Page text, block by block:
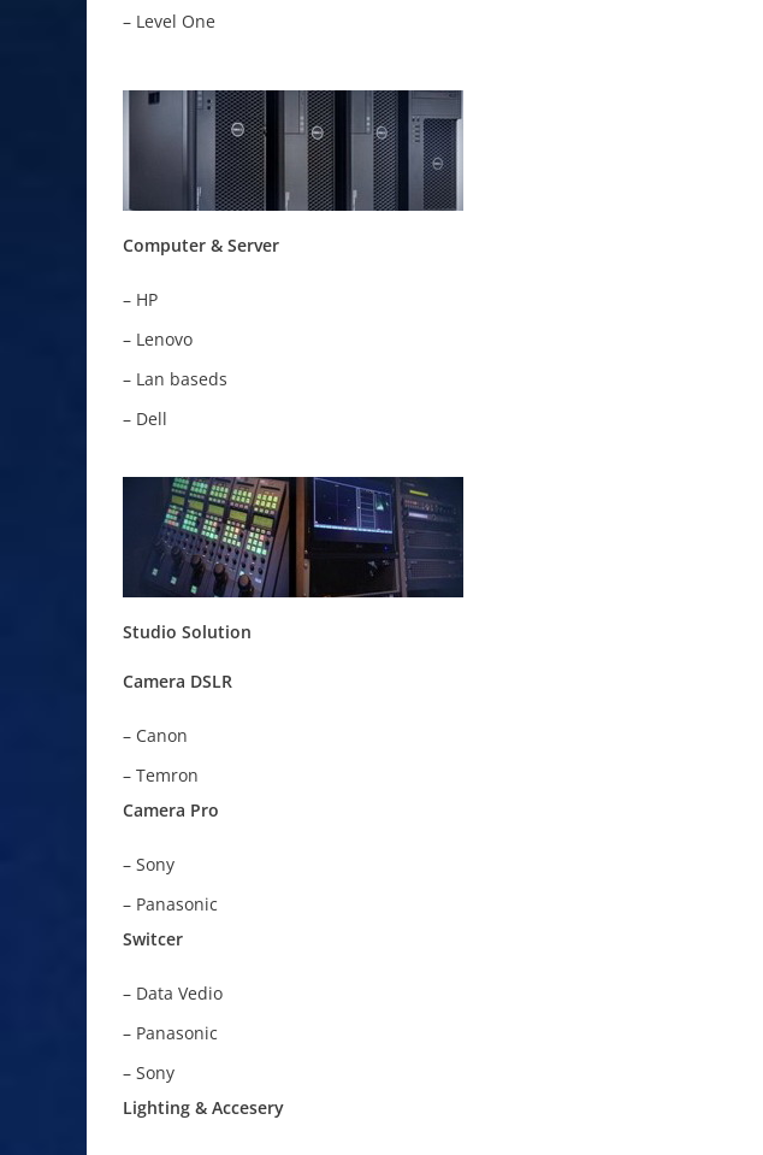
– Level One
Computer & Server
– HP
– Lenovo
– Lan baseds
– Dell
Studio Solution
Camera DSLR
– Canon
– Temron
Camera Pro
– Sony
– Panasonic
Switcer
– Data Vedio
– Panasonic
– Sony
Lighting & Accesery